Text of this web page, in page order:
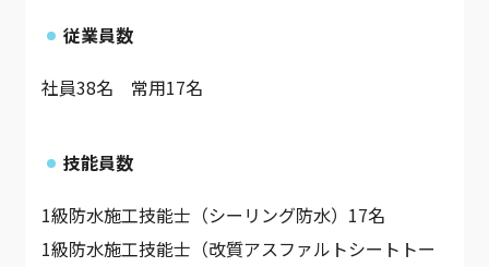
従業員数
社員38名 常用17名
技能員数
1級防水施工技能士（シーリング防水）17名
1級防水施工技能士（改質アスファルトシートトー